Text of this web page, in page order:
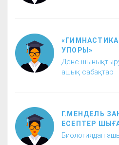
УПОРЫ»
Дене
ашық сабақтар
Г.МЕНДЕЛЬ
ЕСЕПТЕР
Биологиядан